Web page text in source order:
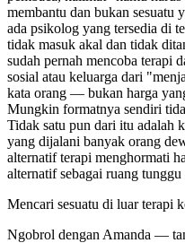
membantu dan bukan
ada psikolog yang tersedia di
tidak masuk akal dan tidak
sudah pernah mencoba terapi
sosial atau keluarga dari
kata orang — bukan harga
Mungkin formatnya sendiri
Tidak satu pun dari itu adalah
yang dijalani banyak orang
alternatif terapi menghormati
alternatif sebagai ruang
Mencari sesuatu di luar terapi
Ngobrol dengan Amanda —